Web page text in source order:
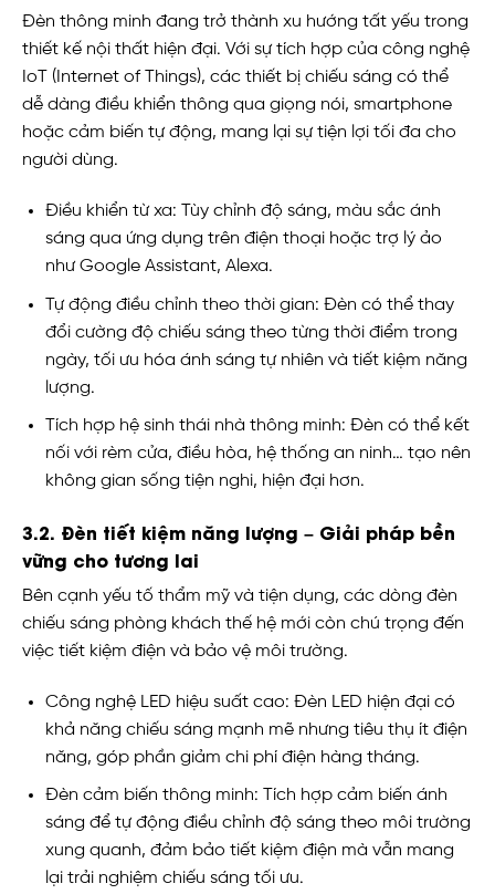
Đèn thông minh đang trở thành xu hướng tất yếu trong
thiết kế nội thất hiện đại. Với sự tích hợp của công nghệ
IoT (Internet of Things), các thiết bị chiếu sáng có thể
dễ dàng điều khiển thông qua giọng nói, smartphone
hoặc cảm biến tự động, mang lại sự tiện lợi tối đa cho
người dùng.
Điều khiển từ xa: Tùy chỉnh độ sáng, màu sắc ánh
sáng qua ứng dụng trên điện thoại hoặc trợ lý ảo
như Google Assistant, Alexa.
Tự động điều chỉnh theo thời gian: Đèn có thể thay
đổi cường độ chiếu sáng theo từng thời điểm trong
ngày, tối ưu hóa ánh sáng tự nhiên và tiết kiệm năng
lượng.
Tích hợp hệ sinh thái nhà thông minh: Đèn có thể kết
nối với rèm cửa, điều hòa, hệ thống an ninh… tạo nên
không gian sống tiện nghi, hiện đại hơn.
3.2. Đèn tiết kiệm năng lượng – Giải pháp bền
vững cho tương lai
Bên cạnh yếu tố thẩm mỹ và tiện dụng, các dòng đèn
chiếu sáng phòng khách thế hệ mới còn chú trọng đến
việc tiết kiệm điện và bảo vệ môi trường.
Công nghệ LED hiệu suất cao: Đèn LED hiện đại có
khả năng chiếu sáng mạnh mẽ nhưng tiêu thụ ít điện
năng, góp phần giảm chi phí điện hàng tháng.
Đèn cảm biến thông minh: Tích hợp cảm biến ánh
sáng để tự động điều chỉnh độ sáng theo môi trường
xung quanh, đảm bảo tiết kiệm điện mà vẫn mang
lại trải nghiệm chiếu sáng tối ưu.